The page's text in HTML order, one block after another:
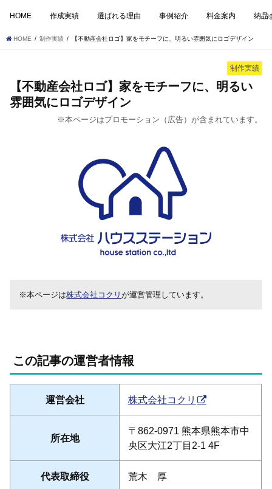
HOME 作成実績 選ばれる理由 事例紹介 料金案内 納品
HOME 制作実績 【不動産会社ロゴ】家をモチーフに、明るい雰囲気にロゴデザイン
制作実績
【不動産会社ロゴ】家をモチーフに、明るい
雰囲気にロゴデザイン
※本ページはプロモーション（広告）が含まれています。
※本ページは株式会社コクリが運営管理しています。
この記事の運営者情報
運営会社 株式会社コクリ
所在地
〒862-0971 熊本県熊本市中
央区大江2丁目2-1 4F
代表取締役 荒木 厚